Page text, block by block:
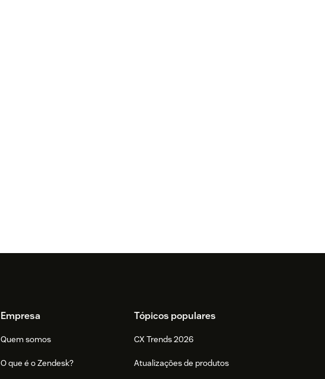
Empresa
Quem somos
O que é o Zendesk?
Tópicos populares
CX Trends 2026
Atualizações de produtos